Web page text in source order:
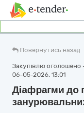
Повернутись назад
Закупівлю оголошено -
06-05-2026, 13:01
Діафрагми до